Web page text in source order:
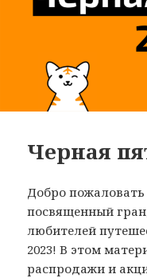
Черная
Добро
посвященный
любителей
2023! В этом
распродажи и